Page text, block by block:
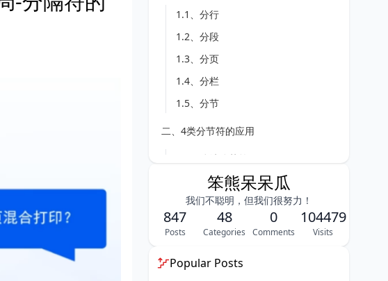
1.1、分行
1.2、分段
1.3、分页
1.4、分栏
1.5、分节
二、4类分节符的应用
2.1、连续分节符
2.2、下一页分节符
2.3、奇数页分节符
2.4、偶数页分节符
笨熊呆呆瓜
我们不聪明，但我们很努力！
847
Posts
48
Categories
0
Comments
104479
Visits
Popular Posts